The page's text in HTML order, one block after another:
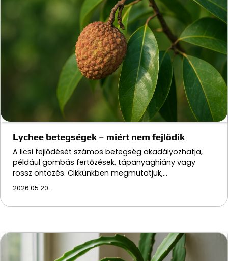
Lychee betegségek – miért nem fejlődik
A licsi fejlődését számos betegség akadályozhatja,
például gombás fertőzések, tápanyaghiány vagy
rossz öntözés. Cikkünkben megmutatjuk,…
2026.05.20.